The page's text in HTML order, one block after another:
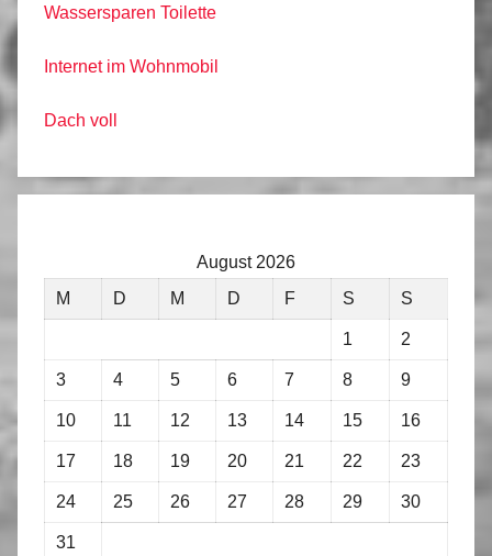
Wassersparen Toilette
Internet im Wohnmobil
Dach voll
August 2026
M
D M D F S S
1 2
3 4 5 6 7 8 9
10 11 12 13 14 15 16
17 18 19 20 21 22 23
24 25 26 27 28 29 30
31